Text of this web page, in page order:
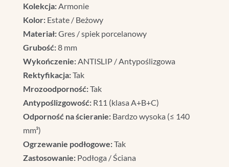
Kolekcja:Armonie
Kolor:Estate / Beżowy
Materiał:Gres / spiek porcelanowy
Grubość:8 mm
Wykończenie:ANTISLIP / Antypoślizgowa
Rektyfikacja:Tak
Mrozoodporność:Tak
Antypoślizgowość:R11 (klasa A+B+C)
Odporność na ścieranie:Bardzo wysoka (≤ 140
mm³)
Ogrzewanie podłogowe:Tak
Zastosowanie:Podłoga / Ściana